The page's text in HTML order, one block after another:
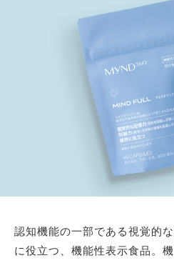
認知機能の一部である視覚的
に役立つ、機能性表示食品。